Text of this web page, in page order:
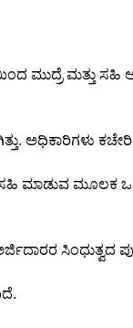
ಮತ್ತು ಸಹಿ
ಅಧಿಕಾರಿಗಳು
ಮಾಡುವ
ಸಿಂಧುತ್ವದ